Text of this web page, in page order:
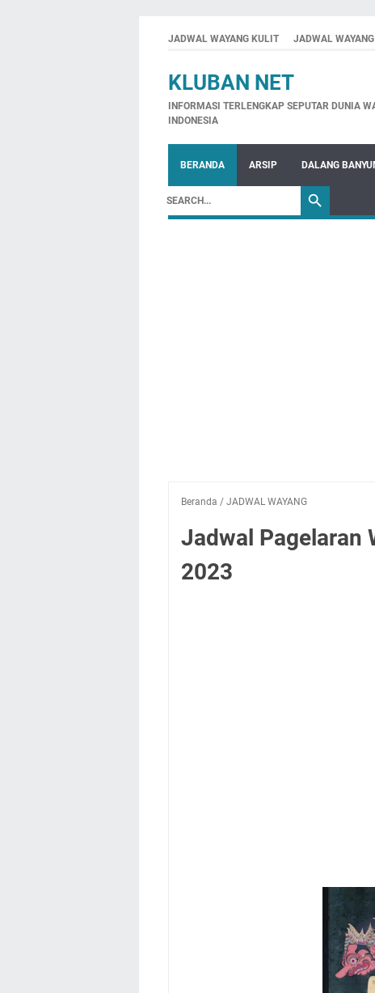
JADWAL WAYANG KULIT JADWAL
KLUBAN NET
INFORMASI TERLENGKAP SEPUTAR DUNIA
INDONESIA
BERANDA ARSIP DALANG
Beranda / JADWAL WAYANG
Jadwal Pagelaran
2023